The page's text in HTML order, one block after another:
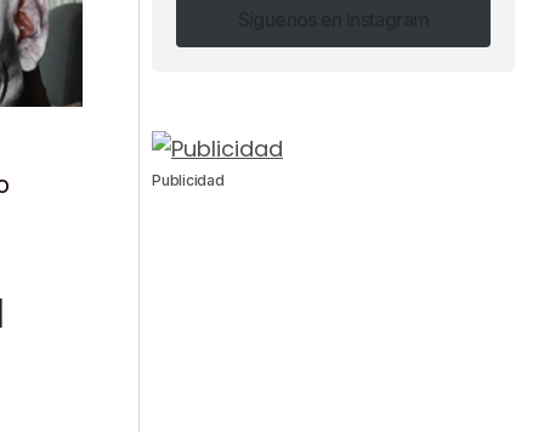
Síguenos en Instagram
Síguenos en Instagram
Publicidad